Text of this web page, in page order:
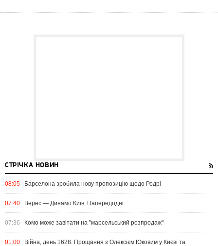
СТРІЧКА НОВИН
08:05 Барселона зробила нову пропозицію щодо Родрі
07:40 Верес — Динамо Київ. Напередодні
07:36 Комо може завітати на "марсельський розпродаж"
01:00
Війна, день 1628. Прощання з Олексієм Юковим у Києві та